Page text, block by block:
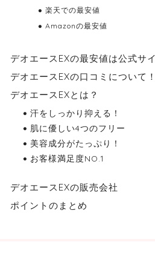
楽天での最安値
Amazonの最安値
デオエースEXの最安値は公式サ
デオエースEXの口コミについて
デオエースEXとは？
汗をしっかり抑える！
肌に優しい4つのフリー
美容成分がたっぷり！
お客様満足度NO.1
デオエースEXの販売会社
ポイントのまとめ